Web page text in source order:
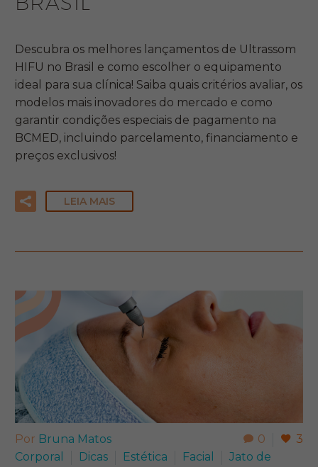
Descubra os melhores lançamentos de Ultrassom
HIFU no Brasil e como escolher o equipamento
ideal para sua clínica! Saiba quais critérios avaliar, os
modelos mais inovadores do mercado e como
garantir condições especiais de pagamento na
BCMED, incluindo parcelamento, financiamento e
preços exclusivos!
LEIA MAIS
0 3
Por Bruna Matos
Corporal
Dicas Estética Facial
Jato de